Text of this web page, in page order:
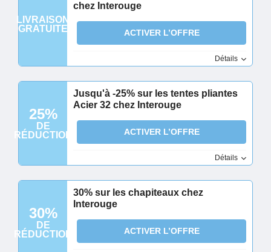
LIVRAISON
GRATUITE
chez Interouge
ACTIVER L’OFFRE
Détails
25%
DE
RÉDUCTION
Jusqu'à -25% sur les tentes pliantes
Acier 32 chez Interouge
ACTIVER L’OFFRE
Détails
30%
DE
RÉDUCTION
30% sur les chapiteaux chez
Interouge
ACTIVER L’OFFRE